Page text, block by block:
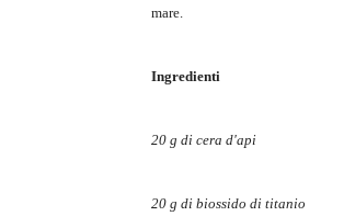
mare.
Ingredienti
20 g di cera d'api
20 g di biossido di titanio